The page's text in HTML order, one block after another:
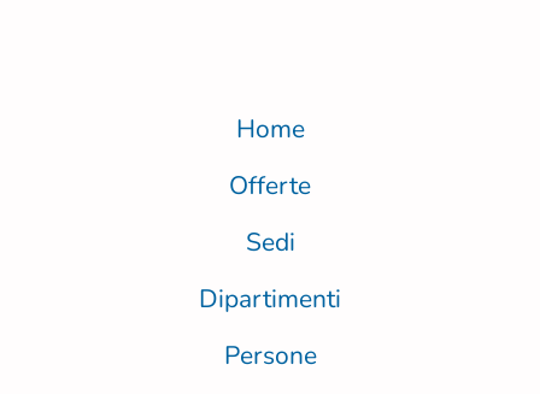
Home
Offerte
Sedi
Dipartimenti
Persone